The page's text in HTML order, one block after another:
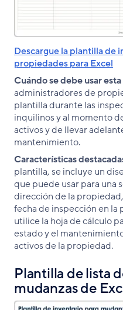
Descargue la plantilla de
propiedades para Excel
Cuándo se debe usar
administradores de
plantilla durante las
inquilinos y al momento
activos y de llevar
mantenimiento.
Características
plantilla, se incluye un
que puede usar para una
dirección de la
fecha de inspección en
utilice la hoja de cálculo
estado y el
activos de la propiedad.
Plantilla de lista
mudanzas de